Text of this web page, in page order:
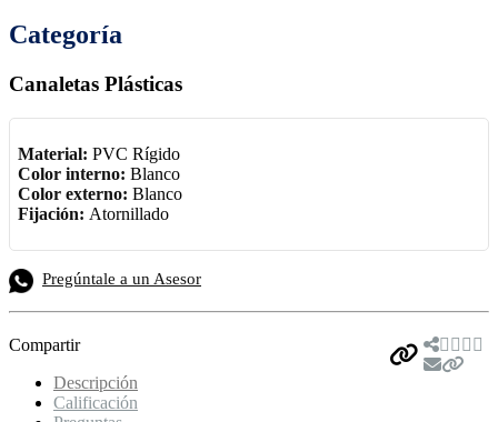
Categoría
Canaletas Plásticas
Material: PVC Rígido
Color interno: Blanco
Color externo: Blanco
Fijación: Atornillado
Pregúntale a un Asesor
Compartir
Descripción
Calificación